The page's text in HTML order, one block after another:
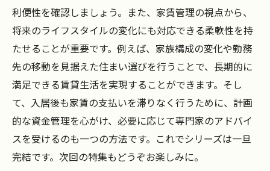
利便性を確認しましょう。また、家賃管理の視点から、
将来のライフスタイルの変化にも対応できる柔軟性を持
たせることが重要です。例えば、家族構成の変化や勤務
先の移動を見据えた住まい選びを行うことで、長期的に
満足できる賃貸生活を実現することができます。そし
て、入居後も家賃の支払いを滞りなく行うために、計画
的な資金管理を心がけ、必要に応じて専門家のアドバイ
スを受けるのも一つの方法です。これでシリーズは一旦
完結です。次回の特集もどうぞお楽しみに。